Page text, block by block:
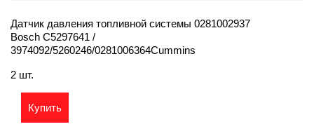
Датчик давления топливной системы 0281002937
Bosch C5297641 /
3974092/5260246/0281006364Cummins
2 шт.
Купить